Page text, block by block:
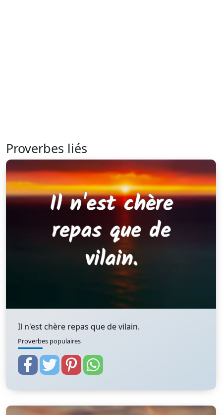
Proverbes liés
Il n'est chère repas que de vilain.
Proverbes populaires